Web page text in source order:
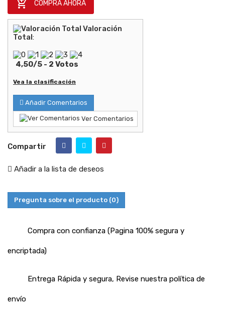
 COMPRA AHORA
Valoración
Total :
4,50/5 - 2 Votos
Vea la clasificación
Añadir Comentarios
Ver Comentarios
Compartir
Añadir a la lista de deseos
Pregunta sobre el producto (0)
Compra con confianza (Pagina 100% segura y
encriptada)
Entrega Rápida y segura, Revise nuestra política de
envío